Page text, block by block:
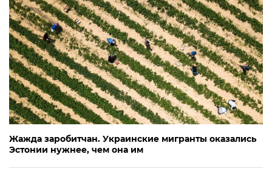
Жажда заробитчан. Украинские мигранты оказались
Эстонии нужнее, чем она им